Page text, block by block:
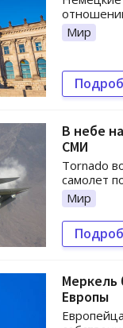
Мир
В небе
СМИ
Tornado
самолет
Мир
Меркель
Европы